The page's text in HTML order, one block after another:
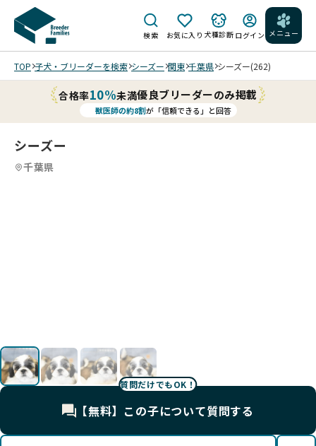
検索 お気に入り 犬種診断 ログイン メニュー
TOP 子犬・ブリーダーを検索 シーズー 関東 千葉県 シーズー(262)
合格率10%未満優良ブリーダーのみ掲載
獣医師の約8割が「信頼できる」と回答
シーズー
千葉県
質問だけでもOK！
【無料】この子について質問する